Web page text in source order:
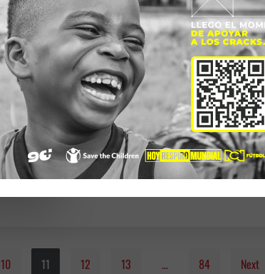
Francy* es una mujer migrante que vive con
departamento de Arauca. Dedica
10 11 12 13 … 84 Next